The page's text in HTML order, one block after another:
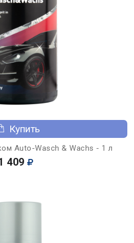
Купить
Auto-Wasch & Wachs - 1 л
409